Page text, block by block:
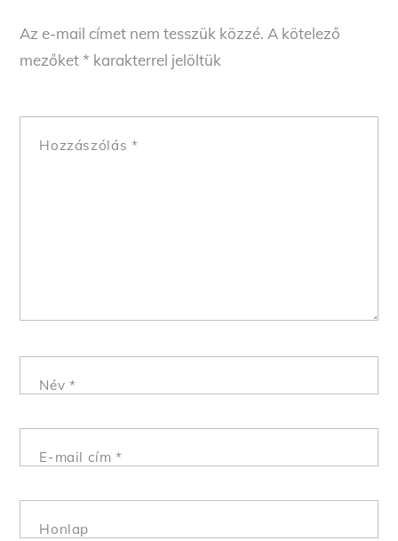
Az e-mail címet nem tesszük közzé. A kötelező
mezőket* karakterrel jelöltük
Hozzászólás *
Név *
E-mail cím*
Honlap